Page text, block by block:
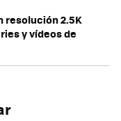
resolución 2.5K
y vídeos de